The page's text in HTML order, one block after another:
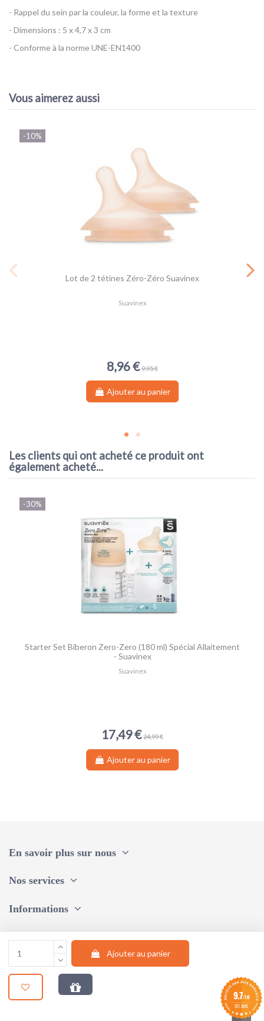
Ajouter au panier
- Rappel du sein par la couleur, la forme et la texture
- Dimensions : 5 x 4,7 x 3 cm
- Conforme à la norme UNE-EN1400
VOIR L'ATTESTATION
Publié le 26/01/2024 à 00:16 (Date de commande : 20/11/2023)
Génial mes jumelles ne s’en lasse pas!
Vous aimerez aussi
-10%
Lot de 2 tétines Zéro-Zéro Suavinex
Suavinex
8,96 € 9,95 €
Ajouter au panier
Les clients qui ont acheté ce produit ont
également acheté...
-30%
Starter Set Biberon Zero-Zero (180 ml) Spécial Allaitement
- Suavinex
Suavinex
17,49 € 24,99 €
Ajouter au panier
En savoir plus sur nous
Nos services
Informations
Suivez-nous
9.7/10
731 AVIS